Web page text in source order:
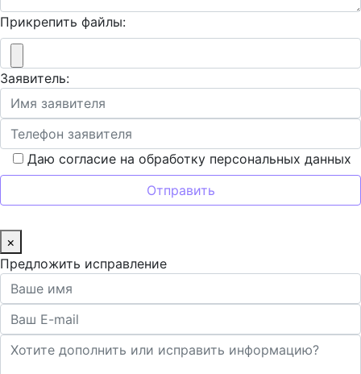
Прикрепить файлы:
Заявитель:
Даю согласие на обработку персональных данных
×
Предложить исправление